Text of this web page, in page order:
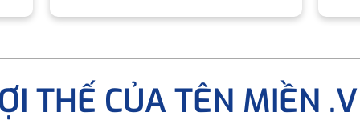
THẾ CỦA TÊN MIỀN